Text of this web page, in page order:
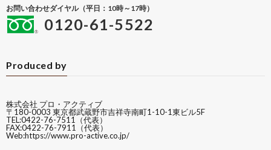
お問い合わせダイヤル（平日：10時～17時）
0120-61-5522
Produced by
株式会社 プロ・アクティブ
〒180-0003 東京都武蔵野市吉祥寺南町1-10-1東ビル5F
TEL:0422-76-7511（代表）
FAX:0422-76-7911（代表）
Web:https://www.pro-active.co.jp/